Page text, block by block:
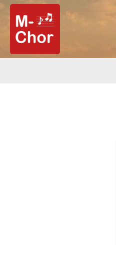
Zum
Inhalt
springen